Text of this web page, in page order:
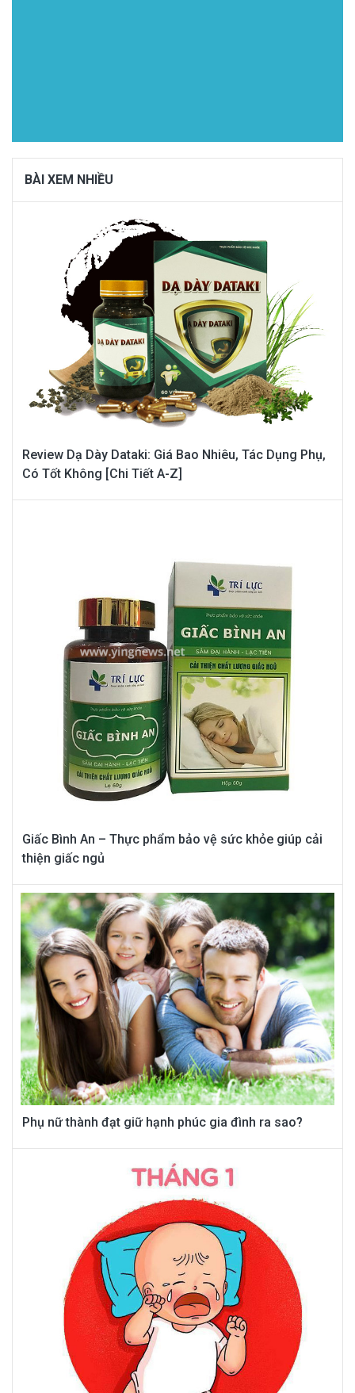
BÀI XEM NHIỀU
Review Dạ Dày Dataki: Giá Bao Nhiêu, Tác Dụng Phụ,
Có Tốt Không [Chi Tiết A-Z]
Giấc Bình An – Thực phẩm bảo vệ sức khỏe giúp cải
thiện giấc ngủ
Phụ nữ thành đạt giữ hạnh phúc gia đình ra sao?